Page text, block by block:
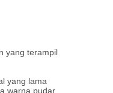
yang terampil
yang lama
warna pudar